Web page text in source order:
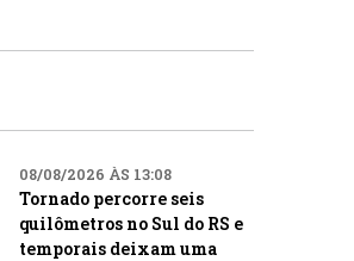
08/08/2026 ÀS 13:08
Tornado percorre seis
quilômetros no Sul do RS e
temporais deixam uma